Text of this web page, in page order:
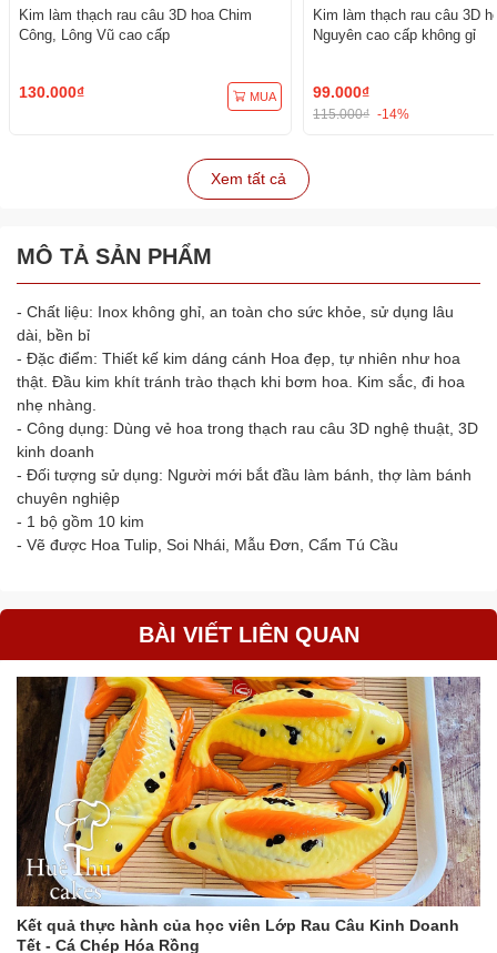
Kim làm thạch rau câu 3D hoa Chim
Công, Lông Vũ cao cấp
130.000₫ MUA
Kim làm thạch rau câu 3D
Nguyên cao cấp không gỉ
99.000₫
115.000₫ -14%
Xem tất cả
MÔ TẢ SẢN PHẨM
- Chất liệu: Inox không ghỉ, an toàn cho sức khỏe, sử dụng lâu
dài, bền bỉ
- Đặc điểm: Thiết kế kim dáng cánh Hoa đẹp, tự nhiên như hoa
thật. Đầu kim khít tránh trào thạch khi bơm hoa. Kim sắc, đi hoa
nhẹ nhàng.
- Công dụng: Dùng vẻ hoa trong thạch rau câu 3D nghệ thuật, 3D
kinh doanh
- Đối tượng sử dụng: Người mới bắt đầu làm bánh, thợ làm bánh
chuyên nghiệp
- 1 bộ gồm 10 kim
- Vẽ được Hoa Tulip, Soi Nhái, Mẫu Đơn, Cẩm Tú Cầu
BÀI VIẾT LIÊN QUAN
Kết quả thực hành của học viên Lớp Rau Câu Kinh Doanh
Tết - Cá Chép Hóa Rồng